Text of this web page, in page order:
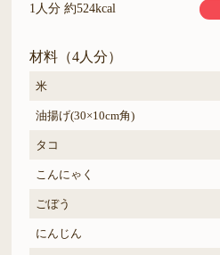
1人分 約524kcal
材料（4人分）
米
油揚げ(30×10cm角)
タコ
こんにゃく
ごぼう
にんじん